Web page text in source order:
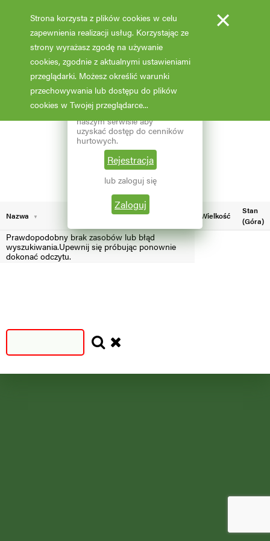
Reprezentujesz branżę
ogrodniczą? Zarejestruj się w
naszym serwisie aby
uzyskać dostęp do cenników
hurtowych.
Rejestracja
lub zaloguj się
Zaloguj
Fotooferta cenowa - hurt
Aktualizacja: 07.02.2026 godz: 02:03
Pokaż filtry
Wybierz grupę roślin
Wybierz nazwę rośliny
S
Aktualna liczba wyników: 22
Nazwa Wielkość
Stan
(Góra)
Prawdopodobny brak zasobów lub błąd
wyszukiwania.Upewnij się próbując ponownie
dokonać odczytu.
Strona korzysta z plików cookies w celu
zapewnienia realizacji usług. Korzystając ze
strony wyrażasz zgodę na używanie
cookies, zgodnie z aktualnymi ustawieniami
przeglądarki. Możesz określić warunki
przechowywania lub dostępu do plików
cookies w Twojej przeglądarce...
×